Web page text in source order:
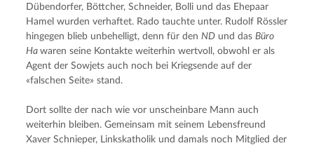
Dübendorfer, Böttcher, Schneider, Bolli und das Ehepaar
Hamel wurden verhaftet. Rado tauchte unter. Rudolf Rössler
hingegen blieb unbehelligt, denn für den ND und das Büro
Ha waren seine Kontakte weiterhin wertvoll, obwohl er als
Agent der Sowjets auch noch bei Kriegsende auf der
«falschen Seite» stand.
Dort sollte der nach wie vor unscheinbare Mann auch
weiterhin bleiben. Gemeinsam mit seinem Lebensfreund